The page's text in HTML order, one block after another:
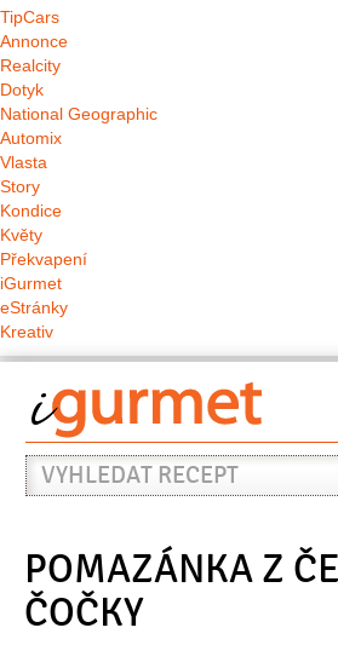
TipCars
Annonce
Realcity
Dotyk
National Geographic
Automix
Vlasta
Story
Kondice
Květy
Překvapení
iGurmet
eStránky
Kreativ
Vyhledat
recept
POMAZÁNKA Z
ČOČKY